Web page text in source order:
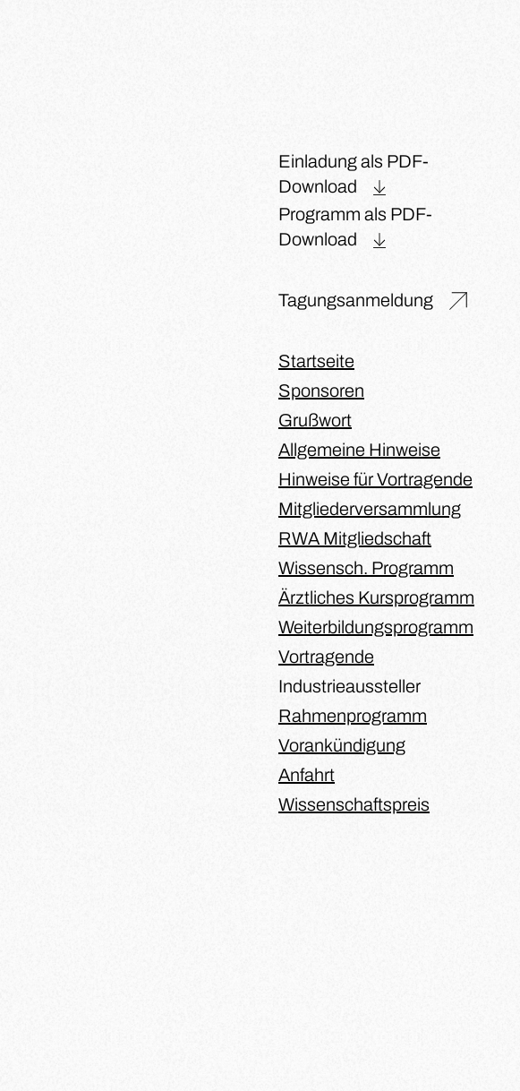
Einladung als PDF-
Download
Programm als PDF-
Download
Tagungsanmeldung
Startseite
Sponsoren
Grußwort
Allgemeine Hinweise
Hinweise für Vortragende
Mitgliederversammlung
RWA Mitgliedschaft
Wissensch. Programm
Ärztliches Kursprogramm
Weiterbildungsprogramm
Vortragende
Industrieaussteller
Rahmenprogramm
Vorankündigung
Anfahrt
Wissenschaftspreis